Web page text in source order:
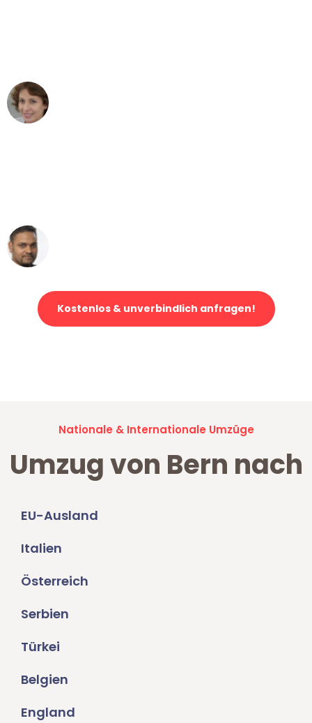
Kostenlos & unverbindlich anfragen!
Nationale & Internationale Umzüge
Umzug von Bern nach
EU-Ausland
Italien
Österreich
Serbien
Türkei
Belgien
England